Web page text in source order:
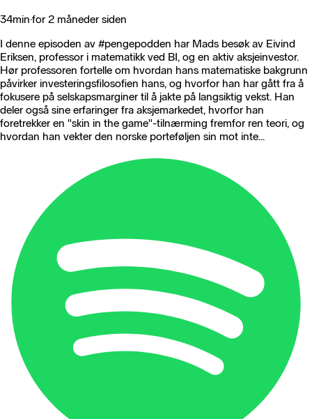
34min·for 2 måneder siden
I denne episoden av #pengepodden har Mads besøk av Eivind
Eriksen, professor i matematikk ved BI, og en aktiv aksjeinvestor.
Hør professoren fortelle om hvordan hans matematiske bakgrunn
påvirker investeringsfilosofien hans, og hvorfor han har gått fra å
fokusere på selskapsmarginer til å jakte på langsiktig vekst. Han
deler også sine erfaringer fra aksjemarkedet, hvorfor han
foretrekker en "skin in the game"-tilnærming fremfor ren teori, og
hvordan han vekter den norske porteføljen sin mot inte...